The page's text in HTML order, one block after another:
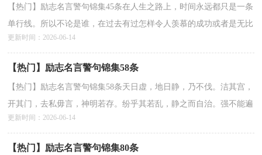
【热门】励志名言警句锦集45条在人生之路上，时间永远都只是一条
单行线。所以不论是谁，在过去有过怎样令人羡慕的成功或者是无比
遗憾的失败，都要学会不为过去的事情而后悔。下面...
更新时间：2026-06-14
【热门】励志名言警句锦集58条
【热门】励志名言警句锦集58条天日虚，地日静，乃不伐。洁其宫，
开其门，去私毋言，神明若存。纷乎其若乱，静之而自治。强不能遍
立，智不能尽谋。◆物固有形，形固有名，名当谓之圣人。故必知...
更新时间：2026-06-14
【热门】励志名言警句锦集80条